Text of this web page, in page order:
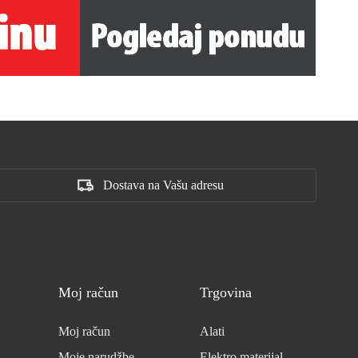
Dostava na Vašu adresu
Moj račun
Moj račun
Trgovina
Alati